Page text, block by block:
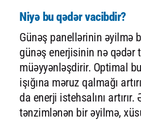
Niyə bu qədər vacibdir?
Günəş panellərinin əyilmə
günəş enerjisinin nə qədər
müəyyənləşdirir. Optimal
işığına məruz qalmağı
da enerji istehsalını
tənzimlənən bir əyilmə,